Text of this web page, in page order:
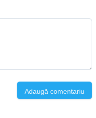
Adaugă comentariu